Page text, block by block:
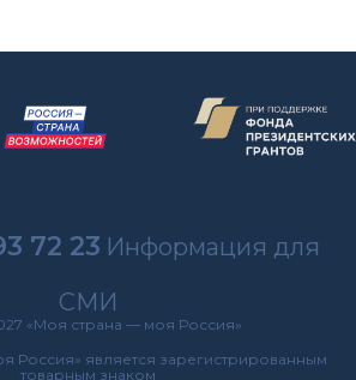
72 23 Информация для
СМИ
«Моя страна — моя Россия»
Россия» является зарегистрированным
товарным знаком